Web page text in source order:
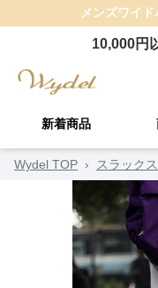
メンズワイド
10,000円
新着商品
Wydel TOP › スラック